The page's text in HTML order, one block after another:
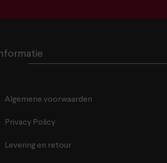
Algemene voorwaarden
Privacy Policy
Levering en retour